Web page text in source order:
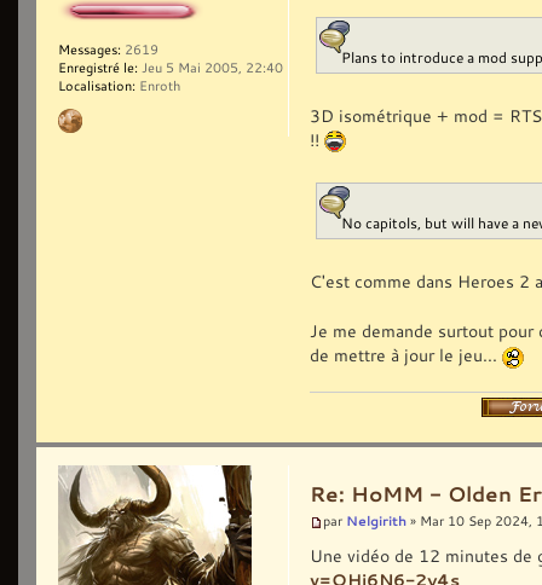
Plans to introduce a mod
3D isométrique + mod =
!!
No capitols, but will have a
C'est comme dans Heroes 2
Je me demande surtout
de mettre à jour le jeu...
Messages: 2619
Enregistré le: Jeu 5 Mai 2005, 22:40
Localisation: Enroth
Re: HoMM - Olden
par Nelgirith » Mar 10 Sep 2024,
Une vidéo de 12 minutes de
v=OHj6N6-2y4s